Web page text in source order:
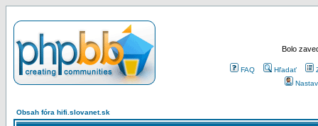
Bolo
FAQ Hľadať
Obsah fóra hifi.slovanet.sk